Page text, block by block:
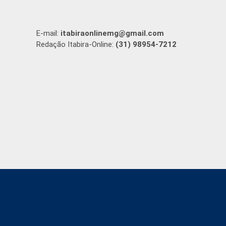
E-mail: itabiraonlinemg@gmail.com
Redação Itabira-Online: (31) 98954-7212